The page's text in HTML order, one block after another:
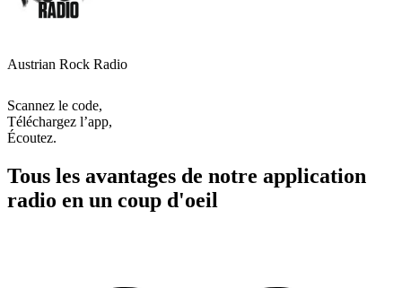
Austrian Rock Radio
Scannez le code,
Téléchargez l’app,
Écoutez.
Tous les avantages de notre application
radio en un coup d'oeil